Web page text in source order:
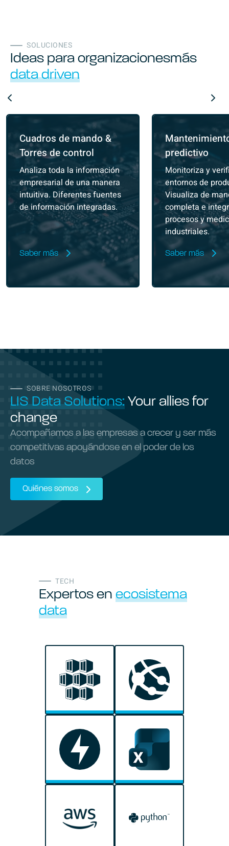
SOLUCIONES
Ideas para organizacionesmás
data driven
Cuadros de mando &
Torres de control
Analiza toda la información
empresarial de una manera
intuitiva. Diferentes fuentes
de información integradas.
Saber más
predictivo
Monitoriza y
entornos de
Visualiza de
completa e
procesos y
industriales.
Saber más
SOBRE NOSOTROS
LIS Data Solutions: Your allies for
change
Acompañamos a las empresas a crecer y ser más
competitivas apoyándose en el poder de los
datos
Quiénes somos
TECH
Expertos en ecosistema
data